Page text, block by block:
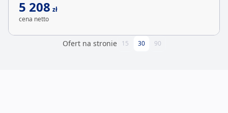
5 208 zł
cena netto
Ofert na stronie 15 30 90